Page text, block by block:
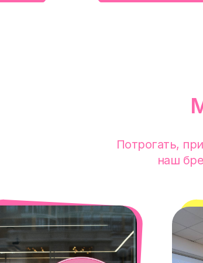
Потрогать,
наш